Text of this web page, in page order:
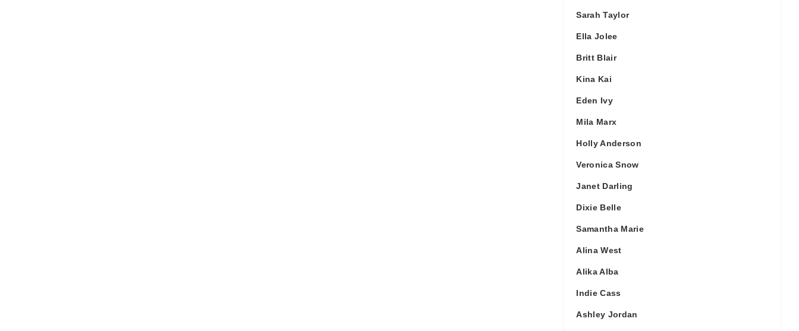
Sarah Taylor
Ella Jolee
Britt Blair
Kina Kai
Eden Ivy
Mila Marx
Holly Anderson
Veronica Snow
Janet Darling
Dixie Belle
Samantha Marie
Alina West
Alika Alba
Indie Cass
Ashley Jordan